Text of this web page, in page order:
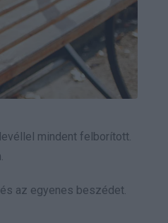
mindent felborított.
az egyenes beszédet.